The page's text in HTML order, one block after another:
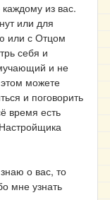
из вас.
или для
или с Отцом
себя и
и не
можете
и поговорить
время есть
о вас, то
мне узнать